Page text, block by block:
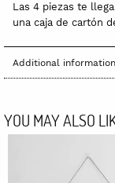
Las 4 piezas te
una caja de cartón
Additional information
YOU MAY ALSO